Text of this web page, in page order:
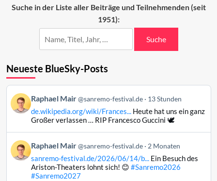
Sanremo-
Suche in der Liste aller Beiträge und Teilnehmenden (seit
1951):
Suche
Neueste BlueSky-Posts
Beitrag
von
Raphael
Bluesky
ansehen
Raphael Mair @sanremo-festival.de 13 Stunden
de.wikipedia.org/wiki/Frances...Heute hat uns ein ganz
Großer verlassen … RIP Francesco Guccini 🕊️
Beitrag
von
Raphael
Raphael Mair @sanremo-festival.de 2 Monaten
sanremo-festival.de/2026/06/14/b...Ein Besuch des
Ariston-Theaters lohnt sich! 😊 #Sanremo2026
#Sanremo2027